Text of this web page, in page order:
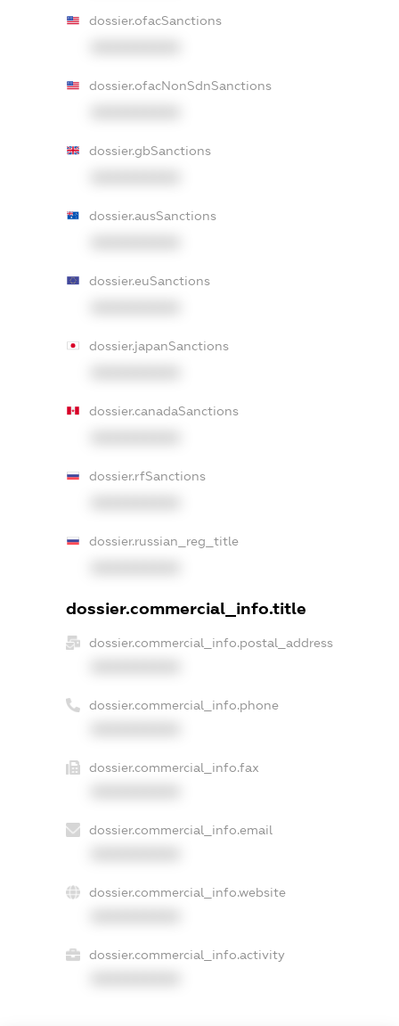
dossier.ofacSanctions
dossier.ofacNonSdnSanctions
dossier.gbSanctions
dossier.ausSanctions
dossier.euSanctions
dossier.japanSanctions
dossier.canadaSanctions
dossier.rfSanctions
dossier.russian_reg_title
dossier.commercial_info.title
dossier.commercial_info.postal_address
dossier.commercial_info.phone
dossier.commercial_info.fax
dossier.commercial_info.email
dossier.commercial_info.website
dossier.commercial_info.activity